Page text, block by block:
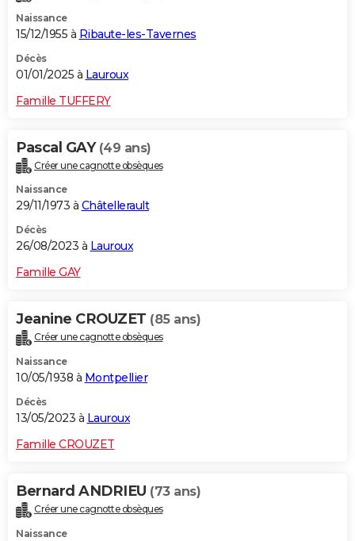
Naissance
15/12/1955 à Ribaute-les-Tavernes
Décès
01/01/2025 à Lauroux
Famille TUFFERY
Pascal GAY (49 ans)
Créer une cagnotte obsèques
Naissance
29/11/1973 à Châtellerault
Décès
26/08/2023 à Lauroux
Famille GAY
Jeanine CROUZET (85 ans)
Créer une cagnotte obsèques
Naissance
10/05/1938 à Montpellier
Décès
13/05/2023 à Lauroux
Famille CROUZET
Bernard ANDRIEU (73 ans)
Créer une cagnotte obsèques
Naissance